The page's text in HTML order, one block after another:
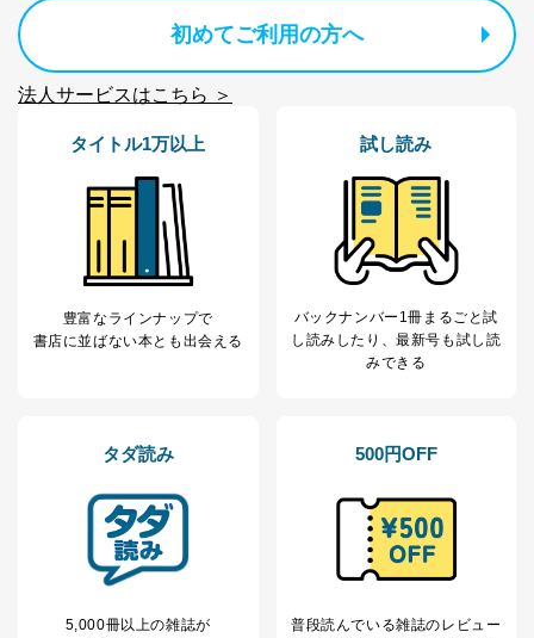
初めてご利用の方へ
法人サービスはこちら ＞
タイトル1万以上
豊富なラインナップで
書店に並ばない本とも出会える
試し読み
バックナンバー1冊まるごと試
し読み したり、最新号も試し読
みできる
タダ読み
5,000冊以上の雑誌が
500円OFF
普段読んでいる雑誌のレビュー